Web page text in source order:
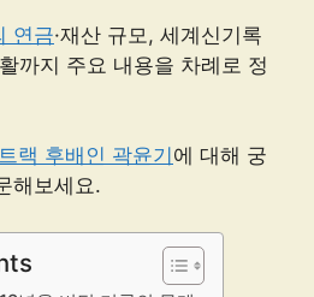
연금·재산 규모, 세계신기록
까지 주요 내용을 차례로 정
랙 후배인 곽윤기 에 대해 궁
해보세요.